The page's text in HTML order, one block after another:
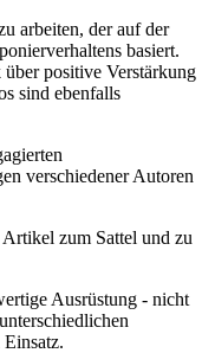
arbeiten, der auf der
basiert.
positive Verstärkung
sind ebenfalls
verschiedener Autoren
zum Sattel und zu
Ausrüstung - nicht